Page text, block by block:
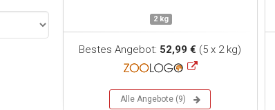
2 kg
Bestes Angebot: 52,99 € (5 x 2 kg)
Alle Angebote (9)